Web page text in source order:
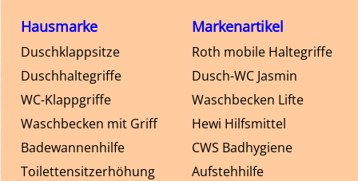
Markenartikel
Roth mobile Haltegriffe
Dusch-WC Jasmin
Waschbecken Lifte
Hewi Hilfsmittel
CWS Badhygiene
Aufstehhilfe
Hausmarke
Duschklappsitze
Duschhaltegriffe
WC-Klappgriffe
Waschbecken mit Griff
Badewannenhilfe
Toilettensitzerhöhung